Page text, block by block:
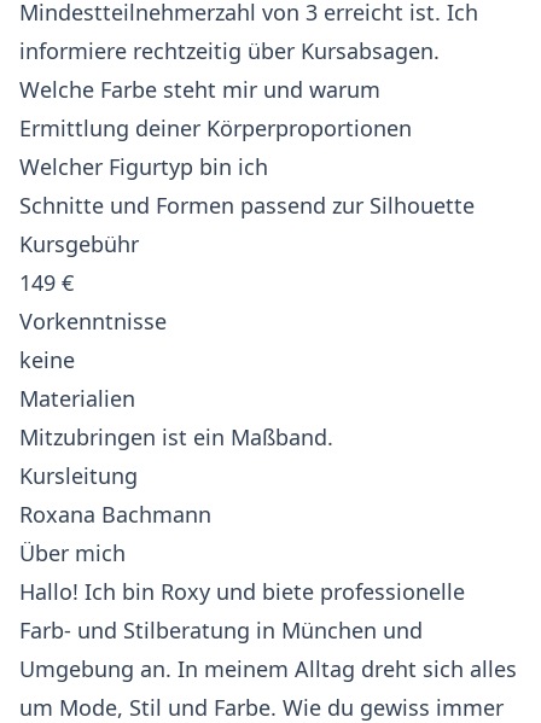
Mindestteilnehmerzahl von 3 erreicht ist. Ich
informiere rechtzeitig über Kursabsagen.
Welche Farbe steht mir und warum
Ermittlung deiner Körperproportionen
Welcher Figurtyp bin ich
Schnitte und Formen passend zur Silhouette
Kursgebühr
149 €
Vorkenntnisse
keine
Materialien
Mitzubringen ist ein Maßband.
Kursleitung
Roxana Bachmann
Über mich
Hallo! Ich bin Roxy und biete professionelle
Farb- und Stilberatung in München und
Umgebung an. In meinem Alltag dreht sich alles
um Mode, Stil und Farbe. Wie du gewiss immer